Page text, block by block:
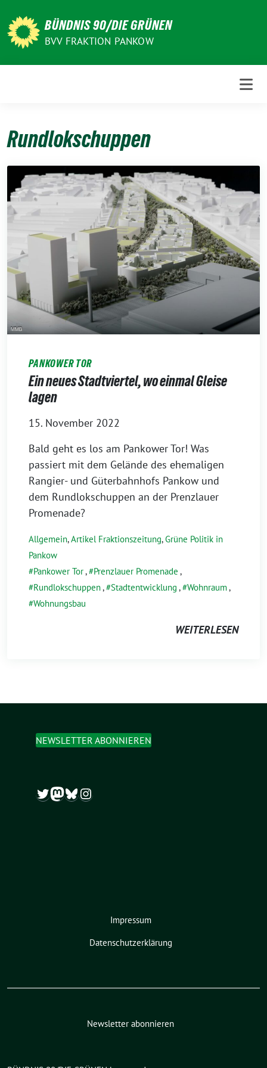
zum
Inhalt
BÜNDNIS 90/DIE GRÜNEN
BVV FRAKTION PANKOW
Rundlokschuppen
PANKOWER TOR
Ein neues Stadtviertel, wo einmal Gleise
lagen
15. November 2022
Bald geht es los am Pankower Tor! Was
passiert mit dem Gelände des ehemaligen
Rangier- und Güterbahnhofs Pankow und
dem Rundlokschuppen an der Prenzlauer
Promenade?
Allgemein,Artikel Fraktionszeitung,Grüne Politik in
Pankow
Pankower Tor, Prenzlauer Promenade ,
Rundlokschuppen, Stadtentwicklung , Wohnraum,
Wohnungsbau
WEITERLESEN
NEWSLETTER ABONNIEREN
Twitter
Mastodon
Bluesky
Instagram
Impressum
Datenschutzerklärung
Newsletter abonnieren